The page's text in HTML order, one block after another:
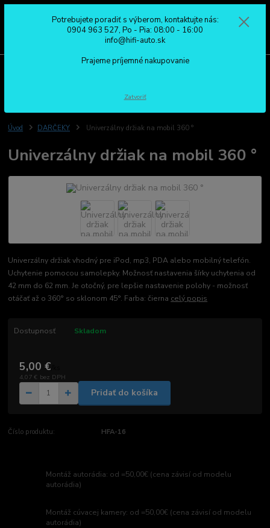
0904 963 527
Po - Pia: 08:00 - 16:00
Úvod DARČEKY Univerzálny držiak na mobil 360 °
Univerzálny držiak na mobil 360 °
Univerzálny držiak vhodný pre iPod, mp3, PDA alebo mobilný telefón.
Uchytenie pomocou samolepky. Možnosť nastavenia šírky uchytenia od
42 mm do 62 mm. Je otočný, pre lepšie nastavenie polohy - možnosť
otáčať až o 360° so sklonom 45°. Farba: čierna celý popis
Dostupnosť Skladom
5,00 €
4,07 € bez DPH
Pridať do košíka
Číslo produktu: HFA-16
Montáž autorádia: od =50,00€ (cena závisí od modelu
autorádia)
Montáž cúvacej kamery: od =50,00€ (cena závisí od modelu
autorádia)
Potrebujete poradiť s výberom, kontaktujte nás:
0904 963 527, Po - Pia: 08:00 - 16:00
info@hifi-auto.sk
Prajeme príjemné nakupovanie
Zatvoriť